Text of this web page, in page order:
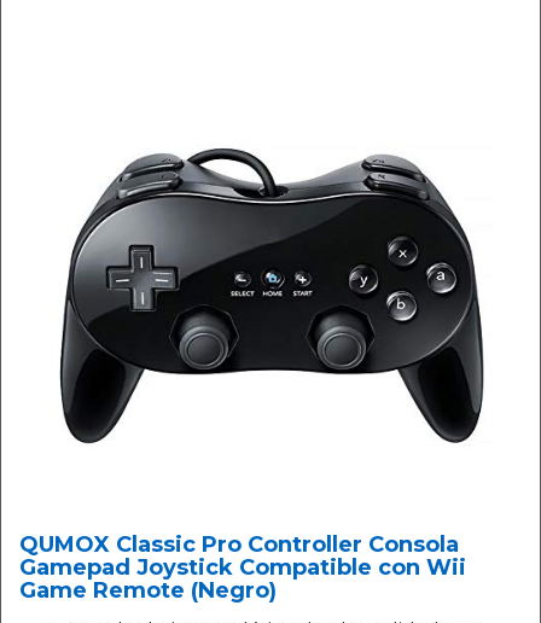
QUMOX Classic Pro Controller Consola
Gamepad Joystick Compatible con Wii
Game Remote (Negro)